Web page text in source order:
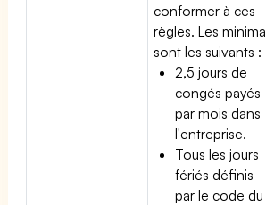
conformer à ces
règles. Les minima
sont les suivants :
2,5 jours de
congés payés
par mois dans
l'entreprise.
Tous les jours
fériés définis
par le code du